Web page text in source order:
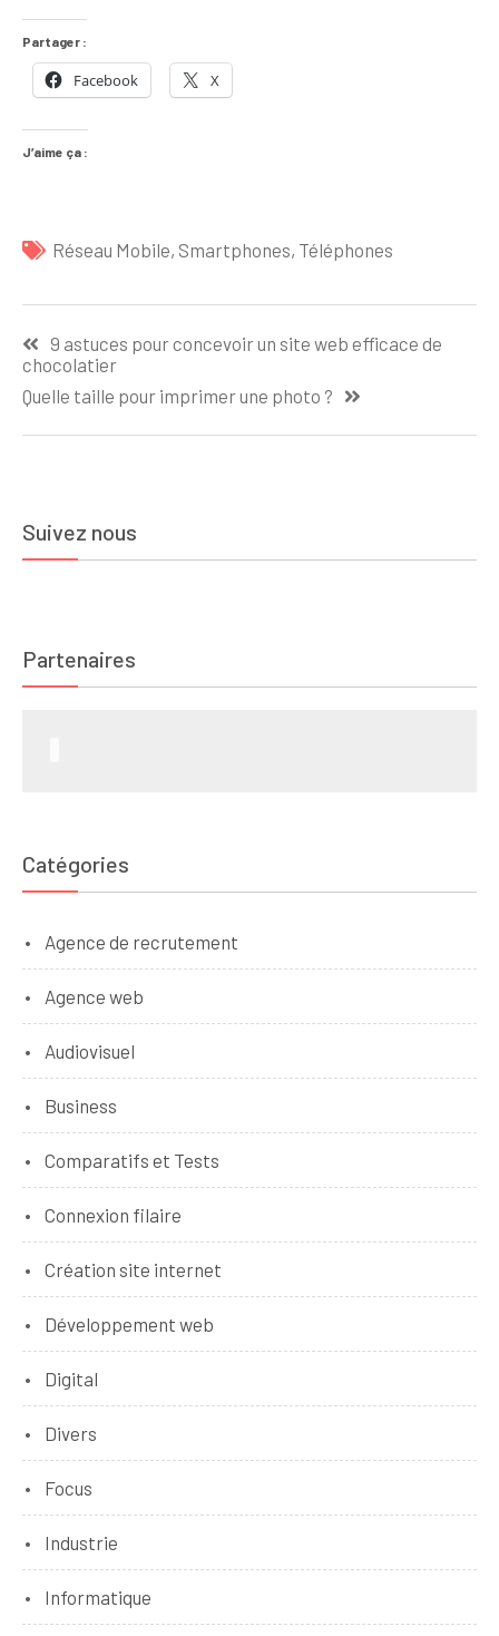
Partager :
Facebook X
J’aime ça :
Réseau Mobile, Smartphones, Téléphones
de
l’article
9 astuces pour concevoir un site web efficace de
chocolatier
Quelle taille pour imprimer une photo ?
Suivez nous
Partenaires
Catégories
Agence de recrutement
Agence web
Audiovisuel
Business
Comparatifs et Tests
Connexion filaire
Création site internet
Développement web
Digital
Divers
Focus
Industrie
Informatique